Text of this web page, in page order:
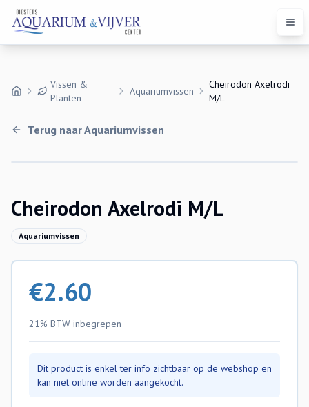
Vissen &
Planten
Aquariumvissen
Cheirodon Axelrodi
M/L
Terug naarAquariumvissen
Cheirodon Axelrodi M/L
Aquariumvissen
€2.60
21% BTW inbegrepen
Dit product is enkel ter info zichtbaar op de webshop en
kan niet online worden aangekocht.